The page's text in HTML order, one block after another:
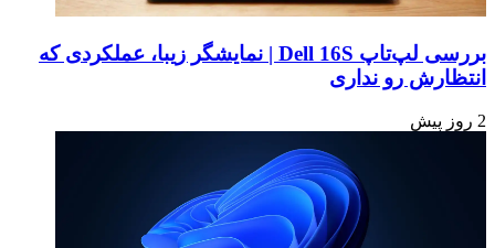
بررسی لپ‌تاپ Dell 16S | نمایشگر زیبا، عملکردی که
انتظارش رو نداری
2 روز پیش